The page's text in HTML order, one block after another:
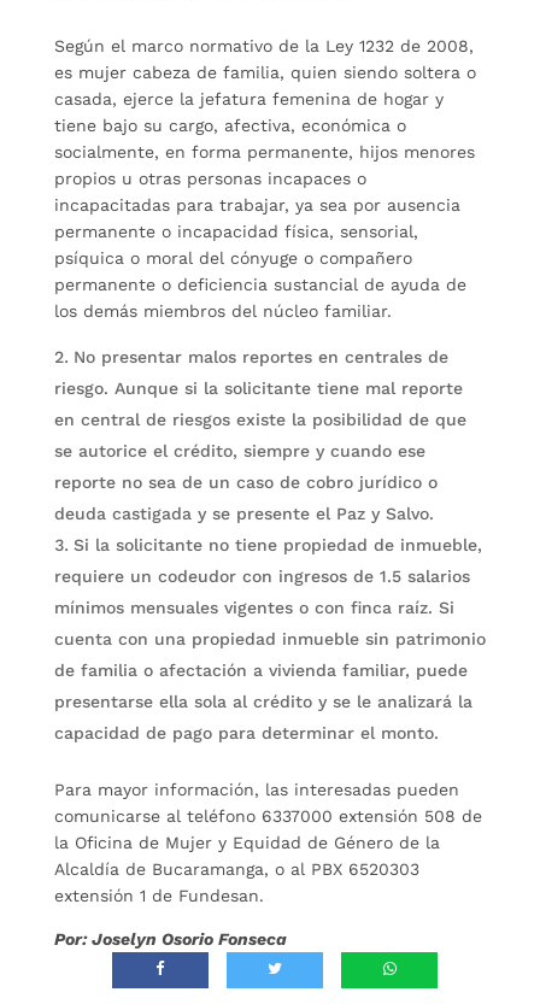
Según el marco normativo de la Ley 1232 de 2008,
es mujer cabeza de familia, quien siendo soltera o
casada, ejerce la jefatura femenina de hogar y
tiene bajo su cargo, afectiva, económica o
socialmente, en forma permanente, hijos menores
propios u otras personas incapaces o
incapacitadas para trabajar, ya sea por ausencia
permanente o incapacidad física, sensorial,
psíquica o moral del cónyuge o compañero
permanente o deficiencia sustancial de ayuda de
los demás miembros del núcleo familiar.
No presentar malos reportes en centrales de
riesgo. Aunque si la solicitante tiene mal reporte
en central de riesgos existe la posibilidad de que
se autorice el crédito, siempre y cuando ese
reporte no sea de un caso de cobro jurídico o
deuda castigada y se presente el Paz y Salvo.
Si la solicitante no tiene propiedad de inmueble,
requiere un codeudor con ingresos de 1.5 salarios
mínimos mensuales vigentes o con finca raíz. Si
cuenta con una propiedad inmueble sin patrimonio
de familia o afectación a vivienda familiar, puede
presentarse ella sola al crédito y se le analizará la
capacidad de pago para determinar el monto.
Para mayor información, las interesadas pueden
comunicarse al teléfono 6337000 extensión 508 de
la Oficina de Mujer y Equidad de Género de la
Alcaldía de Bucaramanga, o al PBX 6520303
extensión 1 de Fundesan.
Por: Joselyn Osorio Fonseca